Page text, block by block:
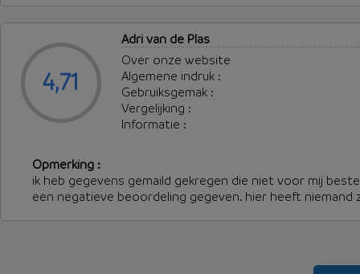
4,71
Adri van de Plas
Over onze website
Algemene indruk :
Gebruiksgemak :
Vergelijking :
Informatie :
Opmerking :
ik heb gegevens gemaild gekregen die niet voor mij
een negatieve beoordeling gegeven. hier heeft niemand